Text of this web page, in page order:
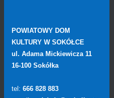
POWIATOWY DOM
KULTURY W SOKÓŁCE
ul. Adama Mickiewicza 11
16-100 Sokółka
tel: 666 828 883